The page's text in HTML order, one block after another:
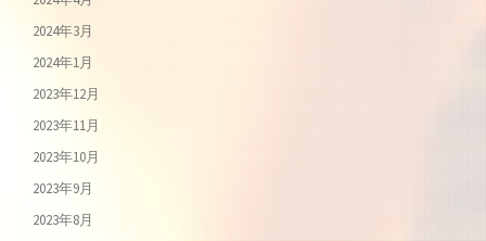
2024年3月
2024年1月
2023年12月
2023年11月
2023年10月
2023年9月
2023年8月